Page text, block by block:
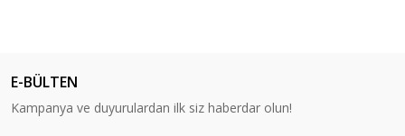
E-BÜLTEN
Kampanya ve duyurulardan ilk siz haberdar olun!